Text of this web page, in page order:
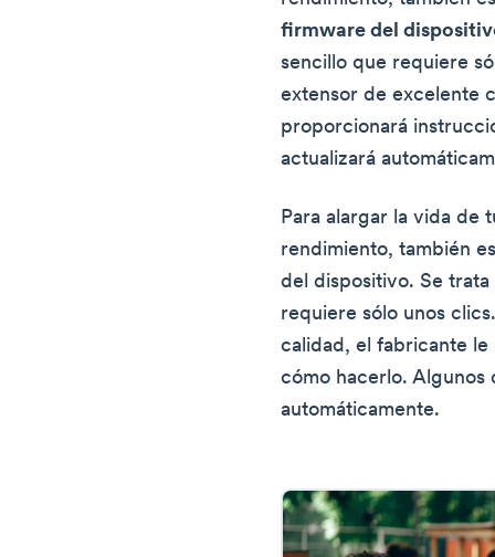
firmware del
sencillo que requiere
extensor de excelente
proporcionará
actualizará
Para alargar la vida de
rendimiento, también
del dispositivo. Se
requiere sólo unos
calidad, el fabricante
cómo hacerlo. Algunos
automáticamente.